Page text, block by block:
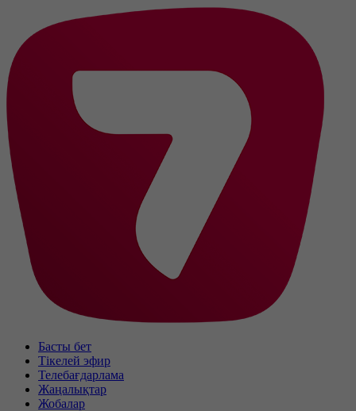
Басты бет
Тікелей эфир
Телебағдарлама
Жаңалықтар
Жобалар